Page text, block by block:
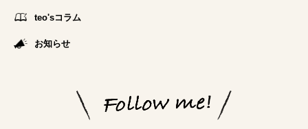
teo'sコラム
お知らせ